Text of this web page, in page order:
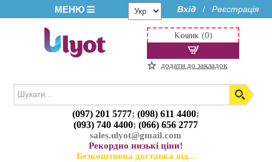
МЕНЮ Вхід / Реєстрація
(097) 201 5777;(098) 611 4400;
(093) 740 4400;(066) 656 2777
sales.ulyot@gmail.com
Рекордно низькі ціни!
Безкоштовна доставка від...
Кошик (0)
додати до закладок